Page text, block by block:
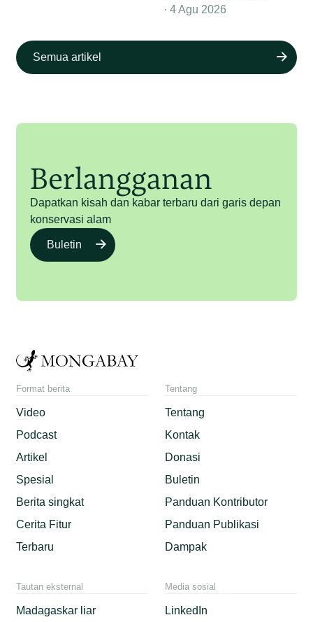
4 Agu 2026
Semua artikel
Berlangganan
Dapatkan kisah dan kabar terbaru dari garis depan
konservasi alam
Buletin
Format berita
Video
Podcast
Artikel
Spesial
Berita singkat
Cerita Fitur
Terbaru
Tentang
Tentang
Kontak
Donasi
Buletin
Panduan Kontributor
Panduan Publikasi
Dampak
Tautan eksternal
Madagaskar liar
Media sosial
LinkedIn